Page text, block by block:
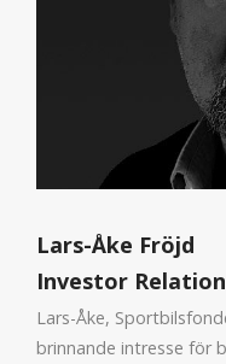
Lars-Åke Fröjd
Investor
Lars-Åke,
brinnande intresse för